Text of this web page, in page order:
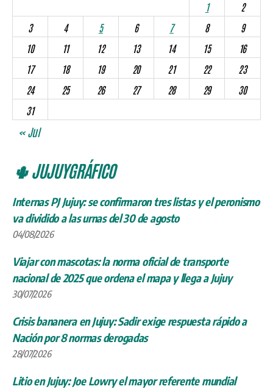
1
2
3
4 5 6 7 8
9
10
11 12 13 14 15
16
17
18 19 20 21 22
23
24
25 26 27 28 29
30
31
« Jul
🌵 JUJUYGRÁFICO
Internas PJ Jujuy: se confirmaron tres listas y el peronismo
va dividido a las urnas del 30 de agosto
04/08/2026
Viajar con mascotas: la norma oficial de transporte
nacional de 2025 que ordena el mapa y llega a Jujuy
30/07/2026
Crisis bananera en Jujuy: Sadir exige respuesta rápido a
Nación por 8 normas derogadas
28/07/2026
Litio en Jujuy: Joe Lowry el mayor referente mundial